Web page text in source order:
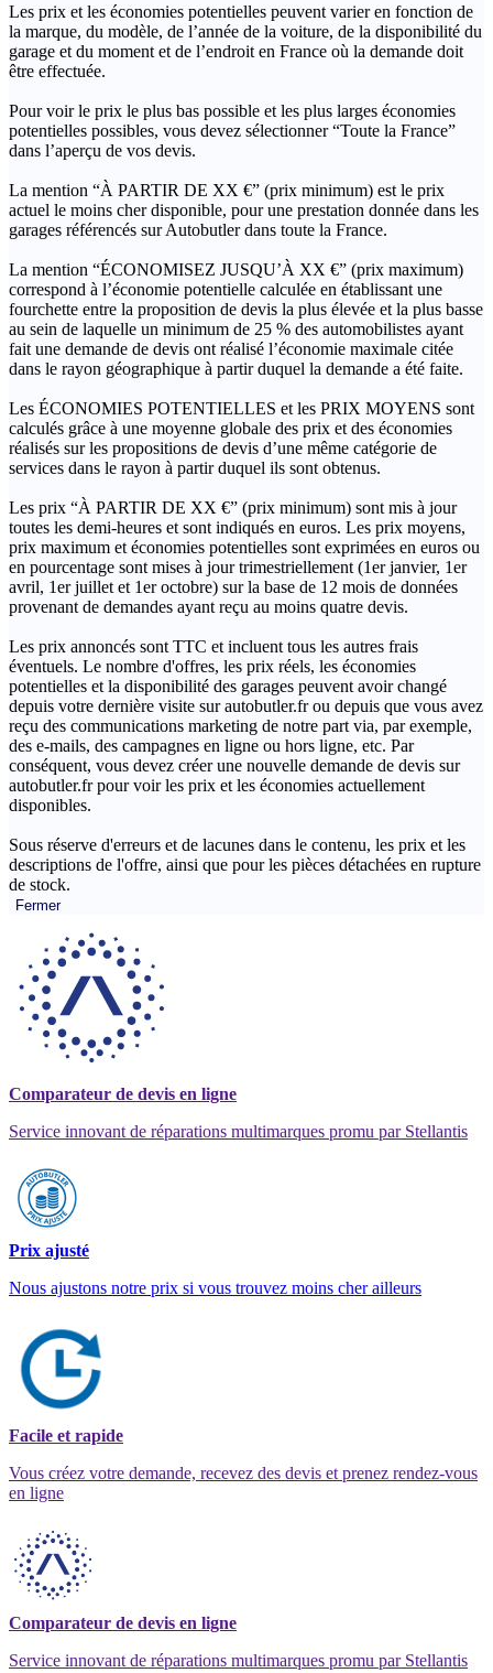
Les prix et les économies potentielles peuvent varier en fonction de
la marque, du modèle, de l’année de la voiture, de la disponibilité du
garage et du moment et de l’endroit en France où la demande doit
être effectuée.
Pour voir le prix le plus bas possible et les plus larges économies
potentielles possibles, vous devez sélectionner “Toute la France”
dans l’aperçu de vos devis.
La mention “À PARTIR DE XX €” (prix minimum) est le prix
actuel le moins cher disponible, pour une prestation donnée dans les
garages référencés sur Autobutler dans toute la France.
La mention “ÉCONOMISEZ JUSQU’À XX €” (prix maximum)
correspond à l’économie potentielle calculée en établissant une
fourchette entre la proposition de devis la plus élevée et la plus basse
au sein de laquelle un minimum de 25 % des automobilistes ayant
fait une demande de devis ont réalisé l’économie maximale citée
dans le rayon géographique à partir duquel la demande a été faite.
Les ÉCONOMIES POTENTIELLES et les PRIX MOYENS sont
calculés grâce à une moyenne globale des prix et des économies
réalisés sur les propositions de devis d’une même catégorie de
services dans le rayon à partir duquel ils sont obtenus.
Les prix “À PARTIR DE XX €” (prix minimum) sont mis à jour
toutes les demi-heures et sont indiqués en euros. Les prix moyens,
prix maximum et économies potentielles sont exprimées en euros ou
en pourcentage sont mises à jour trimestriellement (1er janvier, 1er
avril, 1er juillet et 1er octobre) sur la base de 12 mois de données
provenant de demandes ayant reçu au moins quatre devis.
Les prix annoncés sont TTC et incluent tous les autres frais
éventuels. Le nombre d'offres, les prix réels, les économies
potentielles et la disponibilité des garages peuvent avoir changé
depuis votre dernière visite sur autobutler.fr ou depuis que vous avez
reçu des communications marketing de notre part via, par exemple,
des e-mails, des campagnes en ligne ou hors ligne, etc. Par
conséquent, vous devez créer une nouvelle demande de devis sur
autobutler.fr pour voir les prix et les économies actuellement
disponibles.
Sous réserve d'erreurs et de lacunes dans le contenu, les prix et les
descriptions de l'offre, ainsi que pour les pièces détachées en rupture
de stock.
Fermer
Comparateur de devis en ligne
Service innovant de réparations multimarques promu par Stellantis
Prix ajusté
Nous ajustons notre prix si vous trouvez moins cher ailleurs
Facile et rapide
Vous créez votre demande, recevez des devis et prenez rendez-vous
en ligne
Comparateur de devis en ligne
Service innovant de réparations multimarques promu par Stellantis